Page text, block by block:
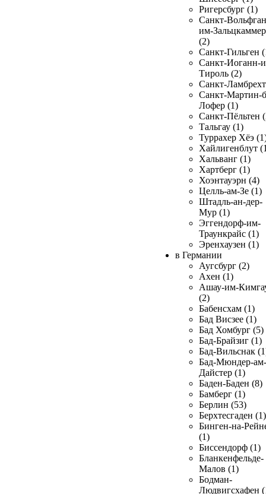
Ригерсбург (1)
Санкт-
им-
(2)
Санкт-Гильген
Санкт-Иоганн-
Тироль (2)
Санкт-
Санкт-Мартин-
Лофер (1)
Санкт-Пёльтен
Тальгау (1)
Туррахер Хёэ
Хайлигенблут
Хальванг (1)
Хартберг (1)
Хоэнтауэрн (4)
Целль-ам-Зе (1)
Штадль-ан-дер-
Мур (1)
Эггендорф-им-
Траункрайс (1)
Эренхаузен (1)
в Германии
Аугсбург (2)
Ахен (1)
Ашау-им-
(2)
Бабенсхам (1)
Бад Висзее (1)
Бад Хомбург (5)
Бад-Брайзиг (1)
Бад-Вильснак
Бад-Мюндер-ам-
Дайстер (1)
Баден-Баден (8)
Бамберг (1)
Берлин (53)
Берхтесгаден (1)
Бинген-на-
(1)
Биссендорф (1)
Бланкенфельде-
Малов (1)
Бодман-
Людвигсхафен